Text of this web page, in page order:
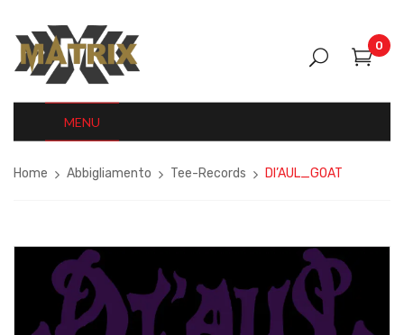
0
MENU
Home Abbigliamento Tee-Records DI’AUL_GOAT